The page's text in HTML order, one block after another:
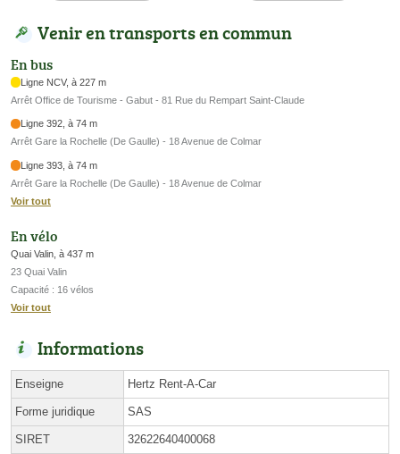
Venir en transports en commun
En bus
Ligne NCV, à 227 m
Arrêt Office de Tourisme - Gabut - 81 Rue du Rempart Saint-Claude
Ligne 392, à 74 m
Arrêt Gare la Rochelle (De Gaulle) - 18 Avenue de Colmar
Ligne 393, à 74 m
Arrêt Gare la Rochelle (De Gaulle) - 18 Avenue de Colmar
Voir tout
En vélo
Quai Valin, à 437 m
23 Quai Valin
Capacité : 16 vélos
Voir tout
Informations
Enseigne Hertz Rent-A-Car
Forme juridique SAS
SIRET 32622640400068